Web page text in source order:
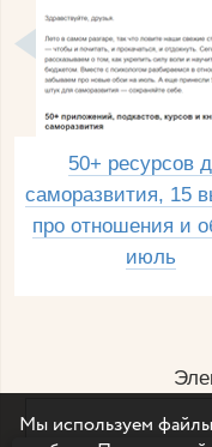
50+ ресурсов
саморазвития, 15
про отношения и
июль
Мы используем